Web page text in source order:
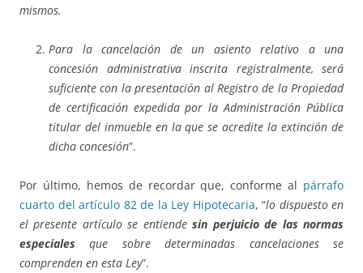
mismos.
Para la cancelación de un asiento relativo a una
concesión administrativa inscrita registralmente, será
suficiente con la presentación al Registro de la Propiedad
de certificación expedida por la Administración Pública
titular del inmueble en la que se acredite la extinción de
dicha concesión”.
Por último, hemos de recordar que, conforme al párrafo
cuarto del artículo 82 de la Ley Hipotecaria, “lo dispuesto en
el presente artículo se entiendesin perjuicio de las normas
especiales que sobre determinadas cancelaciones se
comprenden en esta Ley”.